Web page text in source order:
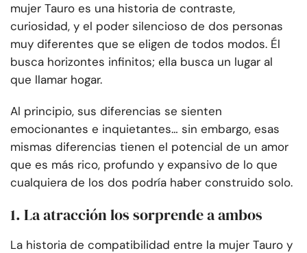
mujer Tauro es una historia de contraste,
curiosidad, y el poder silencioso de dos personas
muy diferentes que se eligen de todos modos. Él
busca horizontes infinitos; ella busca un lugar al
que llamar hogar.
Al principio, sus diferencias se sienten
emocionantes e inquietantes… sin embargo, esas
mismas diferencias tienen el potencial de un amor
que es más rico, profundo y expansivo de lo que
cualquiera de los dos podría haber construido solo.
1. La atracción los sorprende a ambos
La historia de compatibilidad entre la mujer Tauro y